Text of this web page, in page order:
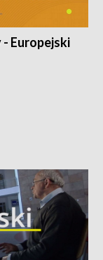
Europejski